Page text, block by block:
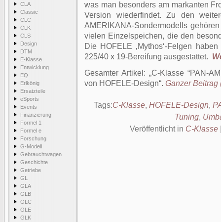
CLA
Classic
CLC
CLK
CLS
Design
DTM
E-Klasse
Entwicklung
EQ
Erlkönig
Ersatzteile
eSports
Events
Finanzierung
Formel 1
Formel e
Forschung
G-Modell
Gebrauchtwagen
Geschichte
Getriebe
GL
GLA
GLB
GLC
GLE
GLK
was man besonders am markanten
Version wiederfindet. Zu den
AMERIKANA-Sondermodells
vielen Einzelspeichen, die den
Die HOFELE ‚Mythos‘-Felgen
225/40 x 19-Bereifung ausgestattet.
Gesamter Artikel:
C-Klasse “PAN-
von HOFELE-Design . Ganzer Beitrag
Tags:C-Klasse, HOFELE-Design,
Tuning,
Veröffentlicht in C-Klasse